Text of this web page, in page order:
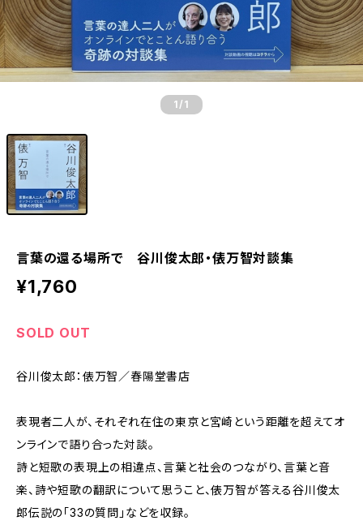
1 /1
言葉の還る場所で 谷川俊太郎・俵万智対談集
¥1,760
SOLD OUT
谷川俊太郎：俵万智／春陽堂書店
表現者二人が、それぞれ在住の東京と宮崎という距離を超えてオ
ンラインで語り合った対談。
詩と短歌の表現上の相違点、言葉と社会のつながり、言葉と音
楽、詩や短歌の翻訳について思うこと、俵万智が答える谷川俊太
郎伝説の「33の質問」などを収録。